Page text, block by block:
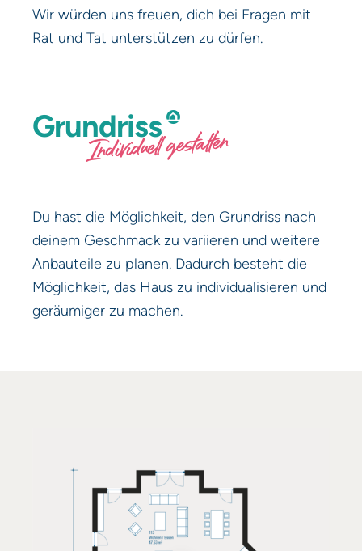
Wir würden uns freuen, dich bei Fragen mit
Rat und Tat unterstützen zu dürfen.
Grundriss
Individuell gestalten
Du hast die Möglichkeit, den Grundriss nach
deinem Geschmack zu variieren und weitere
Anbauteile zu planen. Dadurch besteht die
Möglichkeit, das Haus zu individualisieren und
geräumiger zu machen.